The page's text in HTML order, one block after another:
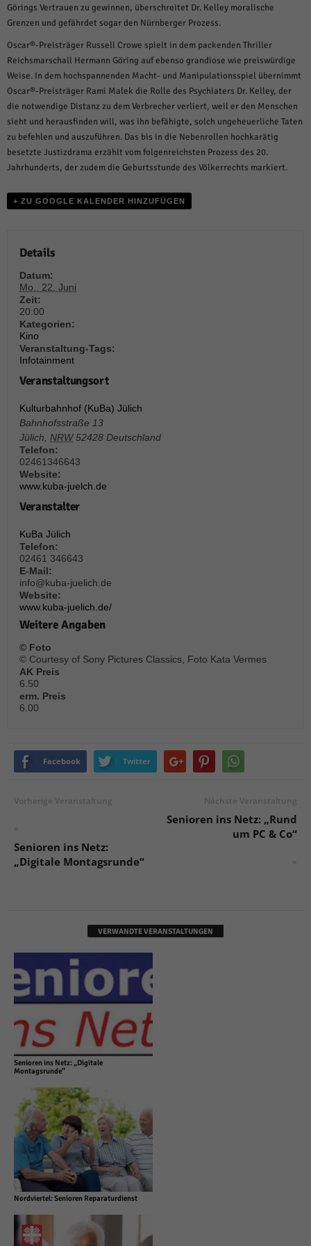
Görings Vertrauen zu gewinnen, überschreitet Dr. Kelley moralische
Grenzen und gefährdet sogar den Nürnberger Prozess.
Oscar®-Preisträger Russell Crowe spielt in dem packenden Thriller
Reichsmarschall Hermann Göring auf ebenso grandiose wie preiswürdige
Weise. In dem hochspannenden Macht- und Manipulationsspiel übernimmt
Oscar®-Preisträger Rami Malek die Rolle des Psychiaters Dr. Kelley, der
die notwendige Distanz zu dem Verbrecher verliert, weil er den Menschen
sieht und herausfinden will, was ihn befähigte, solch ungeheuerliche Taten
zu befehlen und auszuführen. Das bis in die Nebenrollen hochkarätig
besetzte Justizdrama erzählt vom folgenreichsten Prozess des 20.
Jahrhunderts, der zudem die Geburtsstunde des Völkerrechts markiert.
+ ZU GOOGLE KALENDER HINZUFÜGEN
Details
Datum:
Mo.. 22. Juni
Zeit:
20:00
Kategorien:
Kino
Veranstaltung-Tags:
Infotainment
Veranstaltungsort
Kulturbahnhof (KuBa) Jülich
Bahnhofsstraße 13
Jülich, NRW 52428 Deutschland
Telefon:
02461346643
Website:
www.kuba-juelch.de
Veranstalter
KuBa Jülich
Telefon:
02461 346643
E-Mail:
info@kuba-juelich.de
Website:
www.kuba-juelich.de/
Weitere Angaben
© Foto
© Courtesy of Sony Pictures Classics, Foto Kata Vermes
AK Preis
6.50
erm. Preis
6.00
Facebook Twitter
Vorherige Veranstaltung
«
Senioren ins Netz:
„Digitale Montagsrunde“
Nächste Veranstaltung
Senioren ins Netz: „Rund
um PC & Co“
»
VERWANDTE VERANSTALTUNGEN
Senioren ins Netz: „Digitale
Montagsrunde“
Nordviertel: Senioren Reparaturdienst
auswählen.
Alle akzeptieren Speichern und weiter
Zurück
Datenschutzeinstellungen
Essenziell (1)
Essenzielle Cookies ermöglichen grundlegende Funktionen und sind für die
einwandfreie Funktion der Website erforderlich.
Cookie-Informationen anzeigen
Statistik Cookies erfassen Informationen anonym. Diese Informationen helfen
Marketing-Cookies werden von Drittanbietern oder Publishern verwendet,
um personalisierte Werbung anzuzeigen. Sie tun dies, indem sie Besucher
über Websites hinweg verfolgen.
Externe Medien (6)
Inhalte von Videoplattformen und Social-Media-Plattformen werden
werden, bedarf der Zugriff auf diese Inhalte keiner manuellen Einwilligung
mehr.
Cookie-Informationen anzeigen
powered by Borlabs Cookie